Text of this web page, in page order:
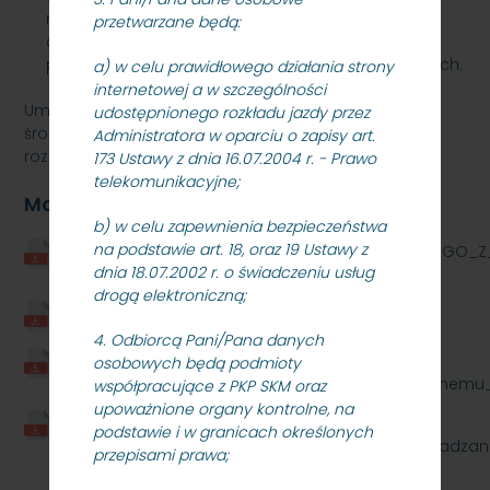
przetwarzane będą:
a) w celu prawidłowego działania strony
internetowej a w szczególności
udostępnionego rozkładu jazdy przez
Administratora w oparciu o zapisy art.
173 Ustawy z dnia 16.07.2004 r. - Prawo
telekomunikacyjne;
b) w celu zapewnienia bezpieczeństwa
na podstawie art. 18, oraz 19 Ustawy z
dnia 18.07.2002 r. o świadczeniu usług
drogą elektroniczną;
4. Odbiorcą Pani/Pana danych
osobowych będą podmioty
współpracujące z PKP SKM oraz
upoważnione organy kontrolne, na
podstawie i w granicach określonych
przepisami prawa;
rejestru prac przeprowadzonych na sieci w ciągu
ostatnich 5 lat, z uwzględnieniem kosztów
prowadzonych prac oraz okresu zamknięć torowych.
Umowa określa szczegółowe zasady finansowania
środkami publicznymi działalności zarządcy i ich
rozliczania.
Materiały
sig-sig.pdf
Zalacznik_nr_2_-
Zalacznik_nr_3_-
sig-sig.pdf